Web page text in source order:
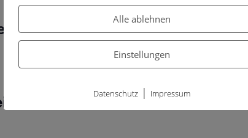
Break 5
Hunsheim 1
Alle ablehnen
Einstellungen
Datenschutz | Impressum